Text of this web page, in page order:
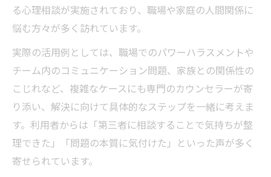
る心理相談が実施されており、職場や家庭の人間関係に
悩む方々が多く訪れています。
実際の活用例としては、職場でのパワーハラスメントや
チーム内のコミュニケーション問題、家族との関係性の
こじれなど、複雑なケースにも専門のカウンセラーが寄
り添い、解決に向けて具体的なステップを一緒に考えま
す。利用者からは「第三者に相談することで気持ちが整
理できた」「問題の本質に気付けた」といった声が多く
寄せられています。